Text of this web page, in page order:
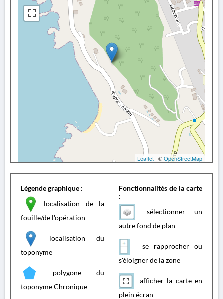
Leaflet | ©OpenStreetMap
Légende graphique :
localisation de la
fouille/de l'opération
localisation du
toponyme
polygone du
toponyme Chronique
Fonctionnalités de la carte
:
sélectionner un
autre fond de plan
se rapprocher ou
s'éloigner de la zone
afficher la carte en
plein écran